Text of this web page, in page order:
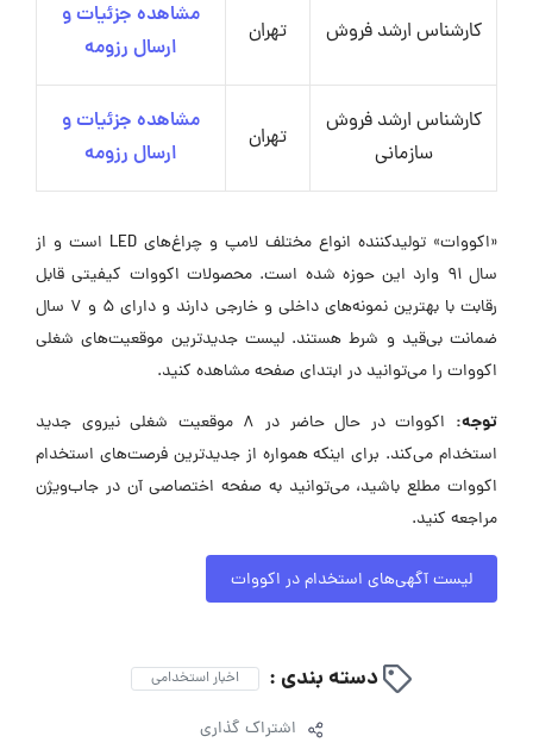
کارشناس ارشد فروش تهران
مشاهده جزئیات و
ارسال رزومه
کارشناس ارشد فروش
سازمانی
تهران
مشاهده جزئیات و
ارسال رزومه
«اکووات» تولیدکننده انواع مختلف لامپ و چراغ‌های LED است و از
سال ۹۱ وارد این حوزه شده است. محصولات اکووات کیفیتی قابل
رقابت با بهترین نمونه‌های داخلی و خارجی دارند و دارای ۵ و ۷ سال
ضمانت بی‌قید و شرط هستند. لیست جدیدترین موقعیت‌های شغلی
اکووات را می‌توانید در ابتدای صفحه مشاهده کنید.
توجه:
اکووات در حال حاضر در ۸ موقعیت شغلی نیروی جدید
استخدام می‌کند. برای اینکه همواره از جدیدترین فرصت‌های استخدام
اکووات مطلع باشید، می‌توانید به صفحه اختصاصی آن در جاب‌ویژن
مراجعه کنید.
لیست آگهی‌های استخدام در اکووات
دسته بندی : اخبار استخدامی
اشتراک گذاری